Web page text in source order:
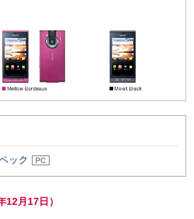
ック
月17日）